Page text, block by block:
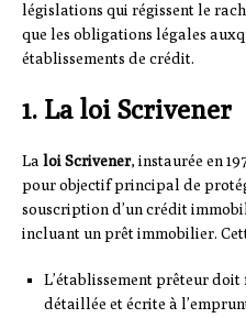
législations qui régissent le
que les obligations légales
établissements de crédit.
1. La loi Scrivener
La loi Scrivener, instaurée en
pour objectif principal de
souscription d’un crédit
incluant un prêt immobilier.
L’établissement prêteur
détaillée et écrite à